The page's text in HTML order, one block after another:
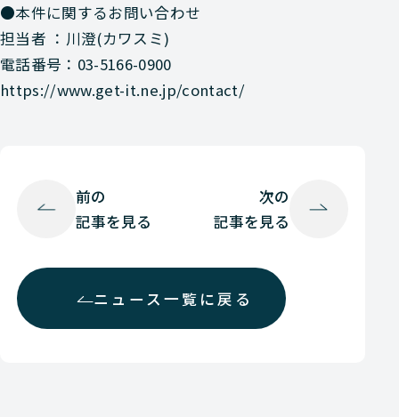
●本件に関するお問い合わせ
担当者 ：川澄(カワスミ)
電話番号：03-5166-0900
https://www.get-it.ne.jp/contact/
前の
記事を見る
ニュース一覧に戻る
次の
記事を見る